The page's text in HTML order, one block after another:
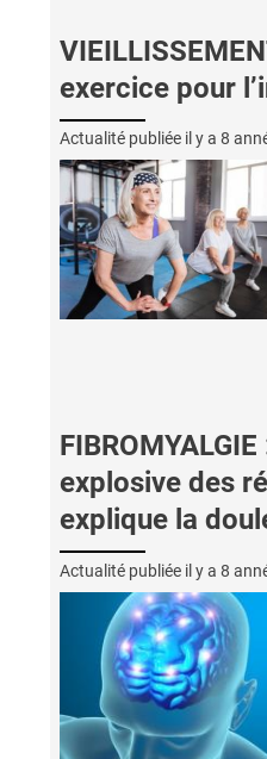
exercice pour
Actualité publiée il y a 8
explosive des
explique la
Actualité publiée il y a 8